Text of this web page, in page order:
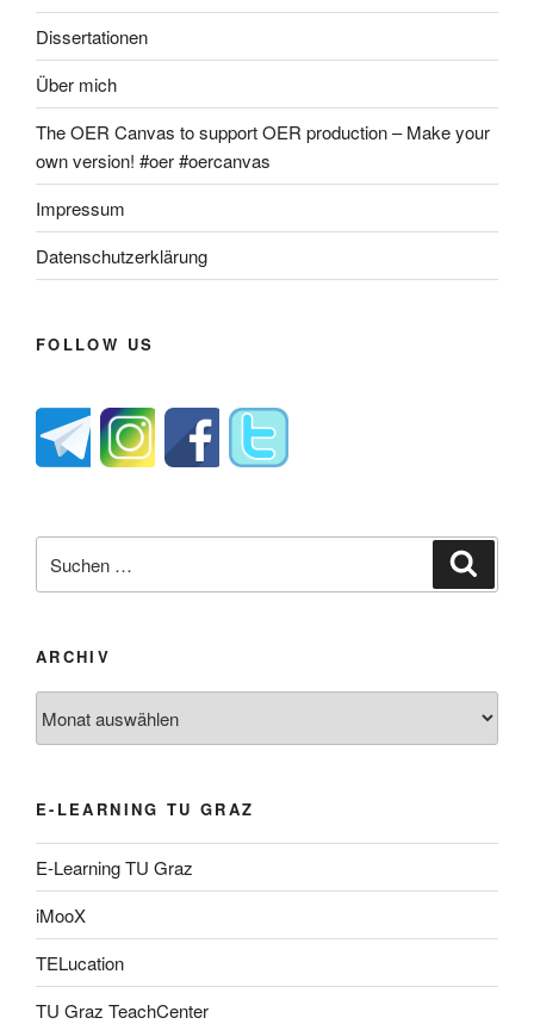
Dissertationen
Über mich
The OER Canvas to support OER production – Make your
own version! #oer #oercanvas
Impressum
Datenschutzerklärung
FOLLOW US
nach:
ARCHIV
E-LEARNING TU GRAZ
E-Learning TU Graz
iMooX
TELucation
TU Graz TeachCenter